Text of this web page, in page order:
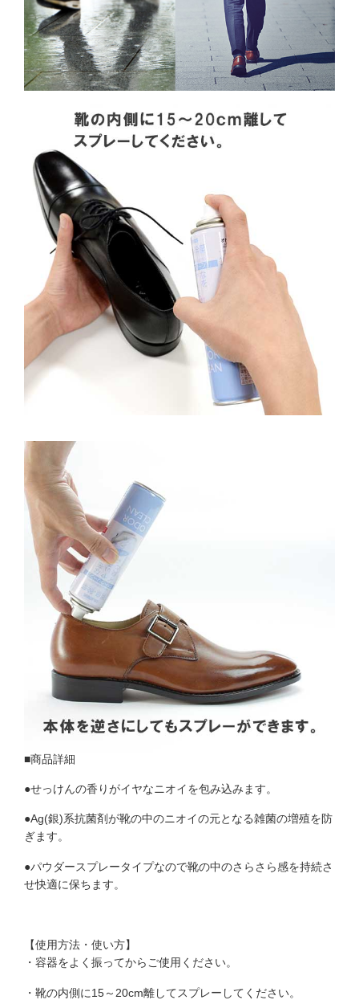
■商品詳細
●せっけんの香りがイヤなニオイを包み込みます。
●Ag(銀)系抗菌剤が靴の中のニオイの元となる雑菌の増殖を防
ぎます。
●パウダースプレータイプなので靴の中のさらさら感を持続さ
せ快適に保ちます。
【使用方法・使い方】
・容器をよく振ってからご使用ください。
・靴の内側に15～20cm離してスプレーしてください。